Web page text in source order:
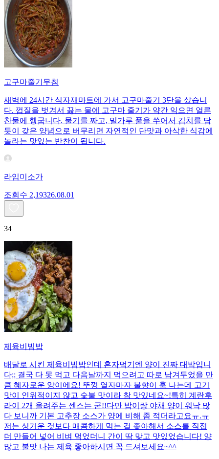
고구마줄기무침
새벽에 24시간 식자재마트에 가서 고구마줄기 3단을 샀습니
다. 껍질을 벗겨서 끓는 물에 고구마 줄기가 약간 익으면 얼른
찬물에 헹굽니다. 물기를 짜고, 밀가루 풀을 쑤어서 김치를 담
듯이 갖은 양념으로 버무리면 자연적인 단맛과 아삭한 식감에
놀라는 맛있는 반찬이 됩니다.
라임미소가
조회수 2,19326.08.01
34
제육비빔밥
배달로 시킨 제육비빔밥인데 혼자먹기엔 양이 진짜 대박입니
다;; 결국 다 못 먹고 다음날까지 먹으려고 따로 남겨두었을 만
큼 혜자로운 양이에요! 뚜껑 열자마자 불향이 훅 나는데 고기
맛이 인위적이지 않고 숯불 맛이라 참 맛있네요~!특히 계란후
라이 2개 올려주는 센스는 굳!! ​다만 밥이랑 야채 양이 워낙 많
다 보니까 기본 고추장 소스가 양에 비해 좀 적더라고요ㅠ.ㅠ
저는 싱거운 것보다 매콤하게 먹는 걸 좋아해서 소스를 직접
더 만들어 넣어 비벼 먹었더니 간이 딱 맞고 맛있었습니다! 양
많고 불맛 나는 제육 좋아하시면 꼭 드셔보세요~^^